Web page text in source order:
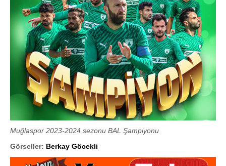
Muğlaspor 2023-2024 sezonu BAL Şampiyonu
Görseller: Berkay Göcekli